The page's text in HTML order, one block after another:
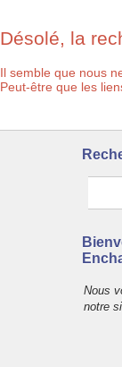
Désolé, la
Il semble que nous
Peut-être que les
Nous
notre